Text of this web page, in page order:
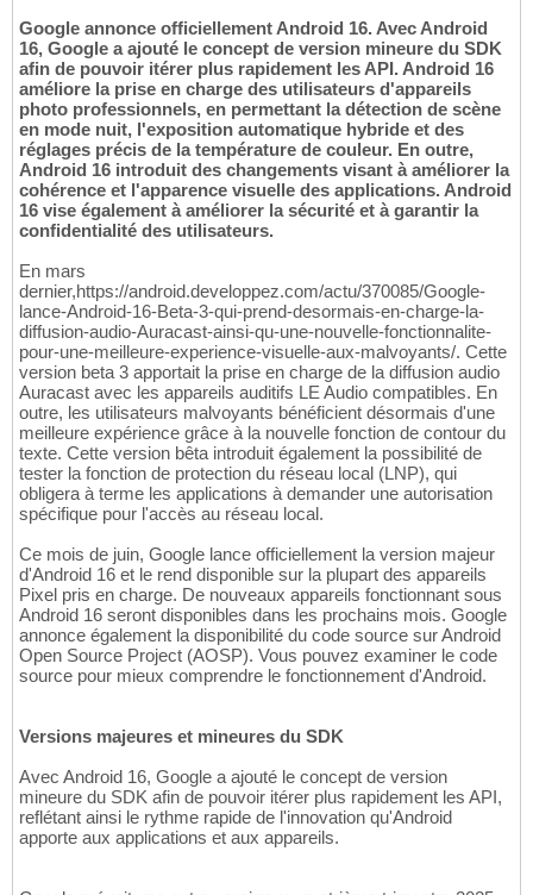
Google annonce officiellement Android 16. Avec Android
16, Google a ajouté le concept de version mineure du SDK
afin de pouvoir itérer plus rapidement les API. Android 16
améliore la prise en charge des utilisateurs d'appareils
photo professionnels, en permettant la détection de scène
en mode nuit, l'exposition automatique hybride et des
réglages précis de la température de couleur. En outre,
Android 16 introduit des changements visant à améliorer la
cohérence et l'apparence visuelle des applications. Android
16 vise également à améliorer la sécurité et à garantir la
confidentialité des utilisateurs.
En mars
dernier,https://android.developpez.com/actu/370085/Google-
lance-Android-16-Beta-3-qui-prend-desormais-en-charge-la-
diffusion-audio-Auracast-ainsi-qu-une-nouvelle-fonctionnalite-
pour-une-meilleure-experience-visuelle-aux-malvoyants/. Cette
version beta 3 apportait la prise en charge de la diffusion audio
Auracast avec les appareils auditifs LE Audio compatibles. En
outre, les utilisateurs malvoyants bénéficient désormais d'une
meilleure expérience grâce à la nouvelle fonction de contour du
texte. Cette version bêta introduit également la possibilité de
tester la fonction de protection du réseau local (LNP), qui
obligera à terme les applications à demander une autorisation
spécifique pour l'accès au réseau local.
Ce mois de juin, Google lance officiellement la version majeur
d'Android 16 et le rend disponible sur la plupart des appareils
Pixel pris en charge. De nouveaux appareils fonctionnant sous
Android 16 seront disponibles dans les prochains mois. Google
annonce également la disponibilité du code source sur Android
Open Source Project (AOSP). Vous pouvez examiner le code
source pour mieux comprendre le fonctionnement d'Android.
Versions majeures et mineures du SDK
Avec Android 16, Google a ajouté le concept de version
mineure du SDK afin de pouvoir itérer plus rapidement les API,
reflétant ainsi le rythme rapide de l'innovation qu'Android
apporte aux applications et aux appareils.